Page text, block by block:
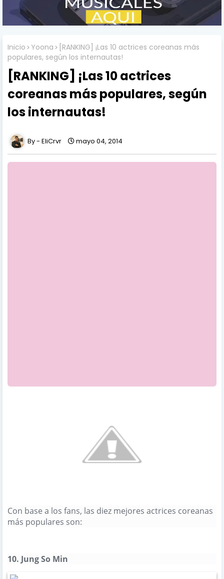
Inicio Yoona
[RANKING] ¡Las 10 actrices coreanas más
populares, según los internautas!
[RANKING] ¡Las 10 actrices
coreanas más populares, según
los internautas!
EliCrvr mayo 04, 2014
Con base a los fans, las diez mejores actrices coreanas
más populares son:
10. Jung So Min
856 Al igual que